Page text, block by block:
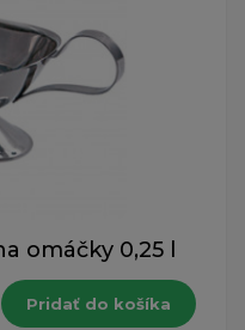
omáčky 0,25 l
Pridať do košíka